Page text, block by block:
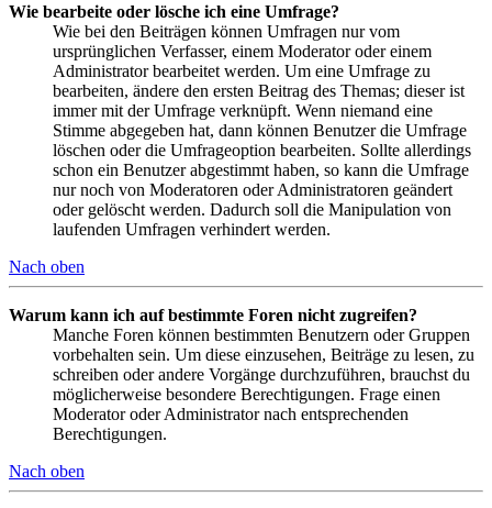
Wie bearbeite oder lösche ich eine Umfrage?
Wie bei den Beiträgen können Umfragen nur vom
ursprünglichen Verfasser, einem Moderator oder einem
Administrator bearbeitet werden. Um eine Umfrage zu
bearbeiten, ändere den ersten Beitrag des Themas; dieser ist
immer mit der Umfrage verknüpft. Wenn niemand eine
Stimme abgegeben hat, dann können Benutzer die Umfrage
löschen oder die Umfrageoption bearbeiten. Sollte allerdings
schon ein Benutzer abgestimmt haben, so kann die Umfrage
nur noch von Moderatoren oder Administratoren geändert
oder gelöscht werden. Dadurch soll die Manipulation von
laufenden Umfragen verhindert werden.
Nach oben
Warum kann ich auf bestimmte Foren nicht zugreifen?
Manche Foren können bestimmten Benutzern oder Gruppen
vorbehalten sein. Um diese einzusehen, Beiträge zu lesen, zu
schreiben oder andere Vorgänge durchzuführen, brauchst du
möglicherweise besondere Berechtigungen. Frage einen
Moderator oder Administrator nach entsprechenden
Berechtigungen.
Nach oben